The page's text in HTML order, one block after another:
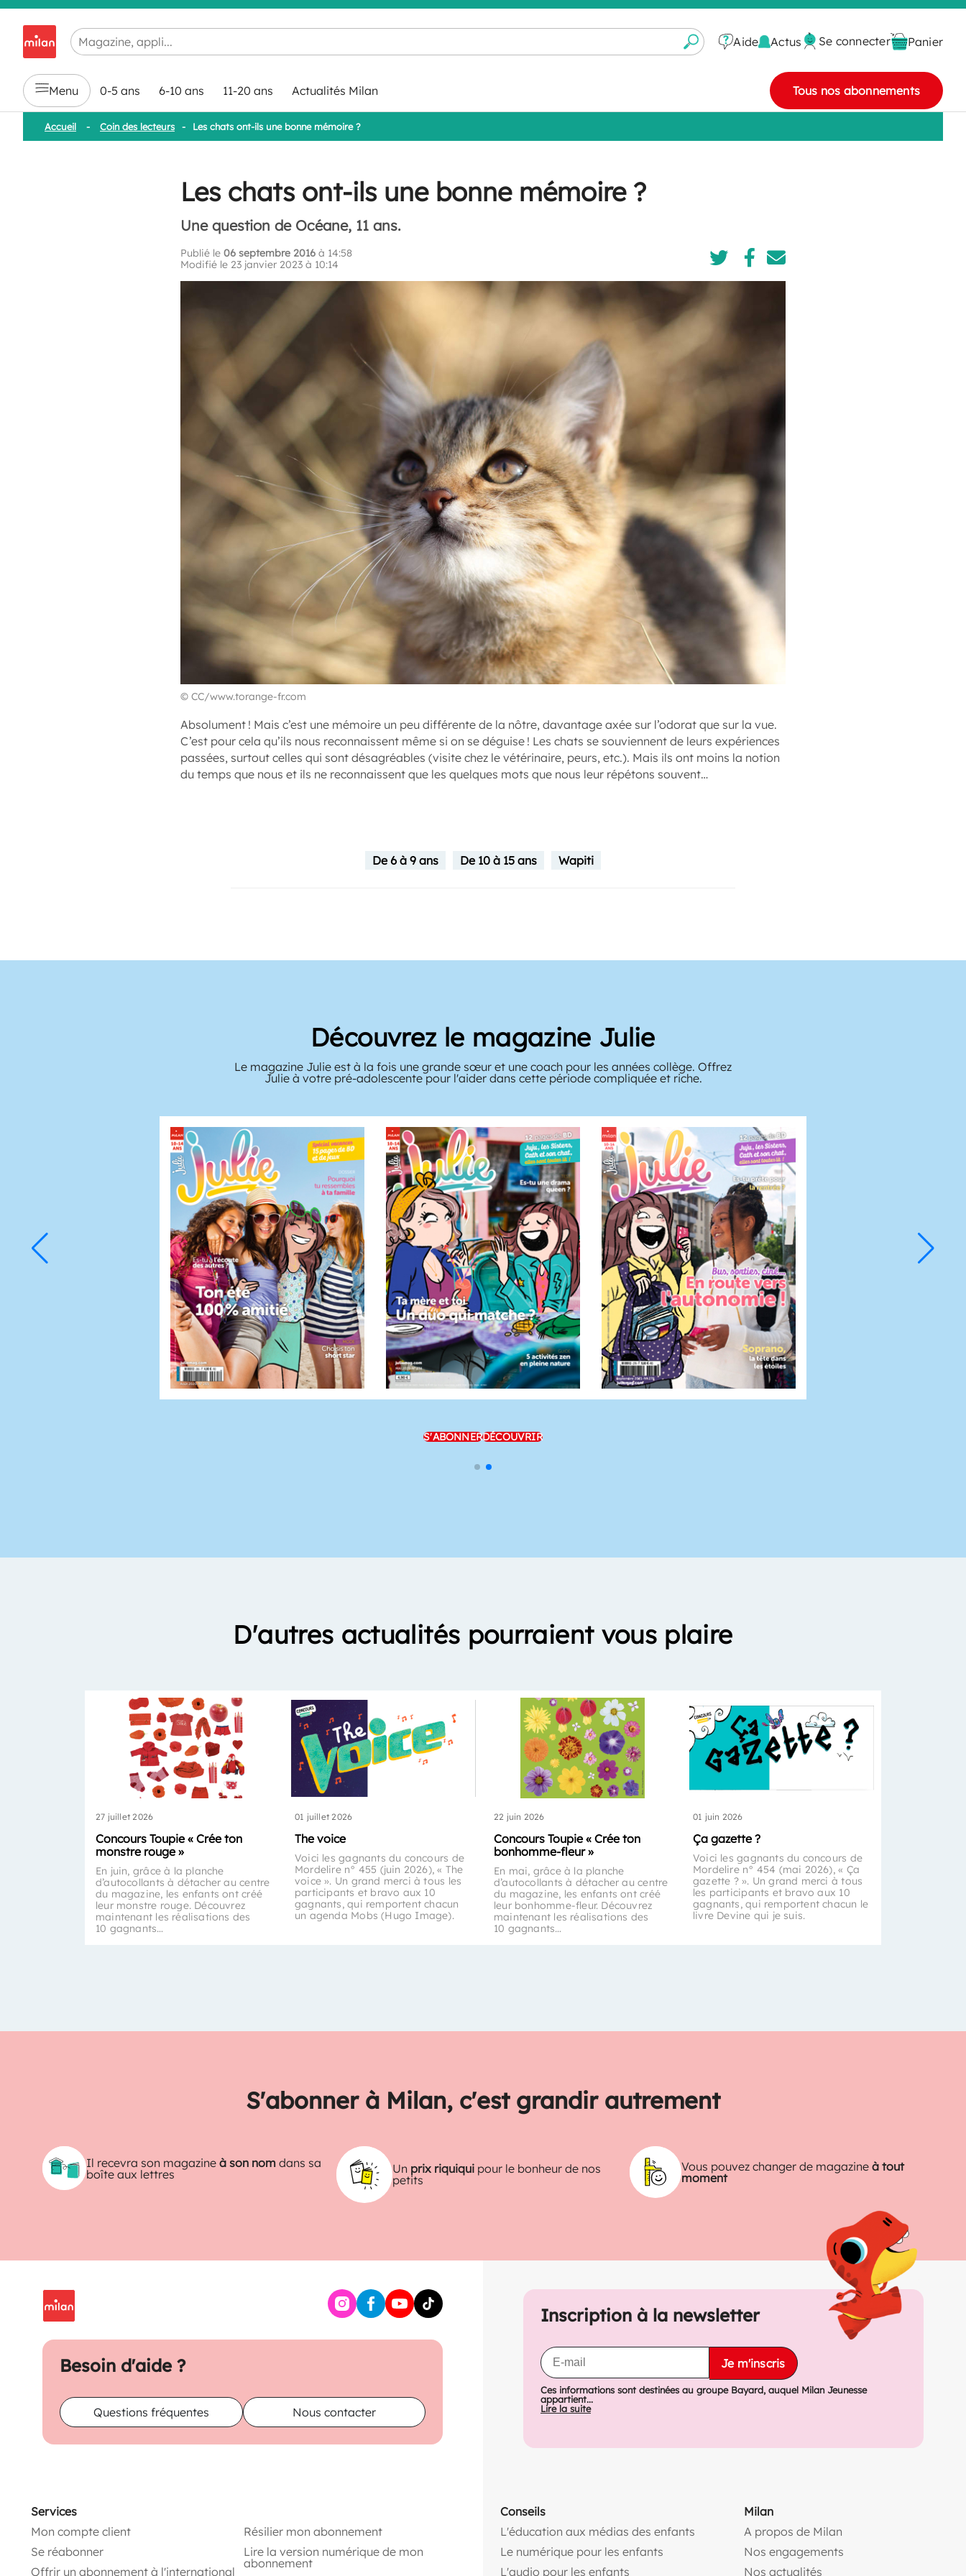
Chargement en cours...
Aide Actus Se connecter Panier
Menu 0-5 ans 6-10 ans 11-20 ans Actualités Milan Tous nos abonnements
Accueil - Coin des lecteurs - Les chats ont-ils une bonne mémoire ?
Les chats ont-ils une bonne mémoire ?
Une question de Océane, 11 ans.
Publié le 06 septembre 2016 à 14:58
Modifié le 23 janvier 2023 à 10:14
© CC/www.torange-fr.com
Absolument ! Mais c’est une mémoire un peu différente de la nôtre, davantage axée sur l’odorat que sur la vue.
C’est pour cela qu’ils nous reconnaissent même si on se déguise ! Les chats se souviennent de leurs expériences
passées, surtout celles qui sont désagréables (visite chez le vétérinaire, peurs, etc.). Mais ils ont moins la notion
du temps que nous et ils ne reconnaissent que les quelques mots que nous leur répétons souvent…
De 6 à 9 ans De 10 à 15 ans Wapiti
Découvrez le magazine Julie
Le magazine Julie est à la fois une grande sœur et une coach pour les années collège. Offrez
Julie à votre pré-adolescente pour l'aider dans cette période compliquée et riche.
S'ABONNERDÉCOUVRIR
D'autres actualités pourraient vous plaire
27 juillet 2026
Concours Toupie « Crée ton
monstre rouge »
En juin, grâce à la planche
d’autocollants à détacher au centre
du magazine, les enfants ont créé
leur monstre rouge. Découvrez
maintenant les réalisations des
10 gagnants…
01 juillet 2026
The voice
Voici les gagnants du concours de
Mordelire n° 455 (juin 2026), « The
voice ». Un grand merci à tous les
participants et bravo aux 10
gagnants, qui remportent chacun
un agenda Mobs (Hugo Image).
22 juin 2026
Concours Toupie « Crée ton
bonhomme-fleur »
En mai, grâce à la planche
d’autocollants à détacher au centre
du magazine, les enfants ont créé
leur bonhomme-fleur. Découvrez
maintenant les réalisations des
10 gagnants…
01 juin 2026
Ça gazette ?
Voici les gagnants du concours de
Mordelire n° 454 (mai 2026), « Ça
gazette ? ». Un grand merci à tous
les participants et bravo aux 10
gagnants, qui remportent chacun le
livre Devine qui je suis.
S'abonner à Milan, c'est grandir autrement
Il recevra son magazineà son nom dans sa
boîte aux lettres
Un prix riquiqui pour le bonheur de nos
petits
Vous pouvez changer de magazine à tout
moment
Besoin d'aide ?
Questions fréquentes Nous contacter
Inscription à la newsletter
Je m'inscris
Ces informations sont destinées au groupe Bayard, auquel Milan Jeunesse
appartient...
Lire la suite
Services
Mon compte client
Se réabonner
Offrir un abonnement à l'international
Résilier mon abonnement
Lire la version numérique de mon
abonnement
Conseils
L'éducation aux médias des enfants
Le numérique pour les enfants
L'audio pour les enfants
Milan
A propos de Milan
Nos engagements(ouvre une nouvelle
Nos actualités(ouvre une nouvelle